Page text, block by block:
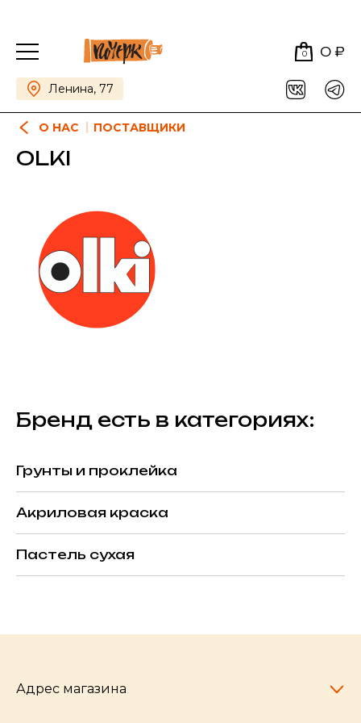
0 0 ₽
Ленина, 77
О НАС ПОСТАВЩИКИ
OLKI
Бренд есть в категориях:
Грунты и проклейка
Акриловая краска
Пастель сухая
Адрес магазина